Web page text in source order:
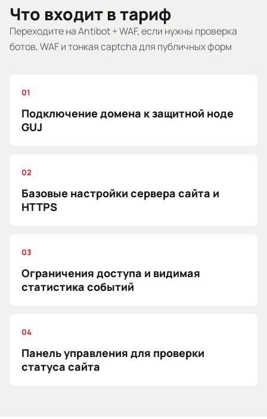
Что входит в тариф
Переходите на Antibot + WAF, если нужны проверка
ботов, WAF и тонкая captcha для публичных форм
01
Подключение домена к защитной ноде
GUJ
02
Базовые настройки сервера сайта и
HTTPS
03
Ограничения доступа и видимая
статистика событий
04
Панель управления для проверки
статуса сайта